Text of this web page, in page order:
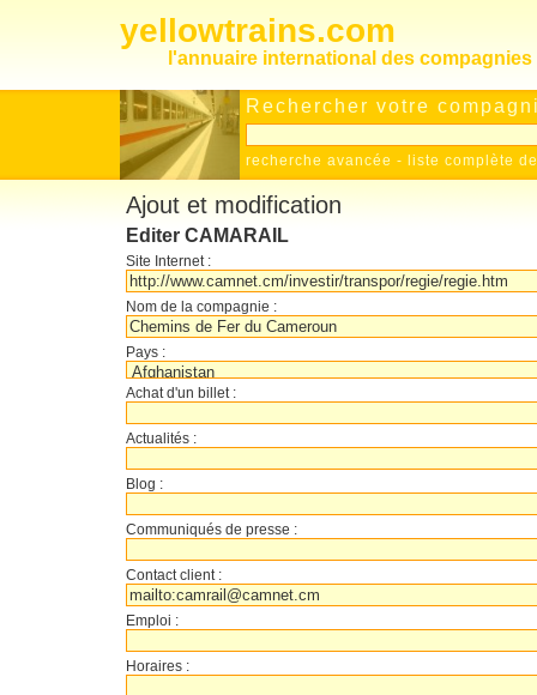
yellowtrains.com
l'annuaire international des
Rechercher votre
recherche avancée - liste complète
Ajout et modification
Editer CAMARAIL
Site Internet :
Nom de la compagnie :
Pays :
Achat d'un billet :
Actualités :
Blog :
Communiqués de presse :
Contact client :
Emploi :
Horaires :